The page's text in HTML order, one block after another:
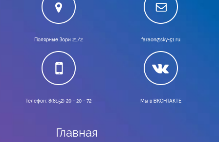
Полярные Зори 21/2 faraon@sky-51.ru
Телефон: 8(8152) 20 - 20 - 72 Мы в ВКОНТАКТЕ
Главная